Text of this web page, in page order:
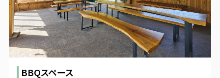
BBQスペース